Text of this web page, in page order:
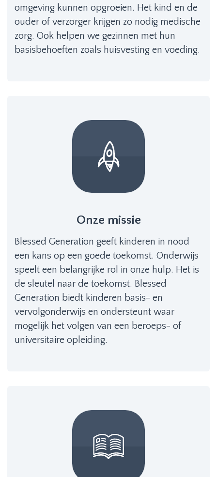
omgeving kunnen opgroeien. Het kind en de
ouder of verzorger krijgen zo nodig medische
zorg. Ook helpen we gezinnen met hun
basisbehoeften zoals huisvesting en voeding.
Onze missie
Blessed Generation geeft kinderen in nood
een kans op een goede toekomst. Onderwijs
speelt een belangrijke rol in onze hulp. Het is
de sleutel naar de toekomst. Blessed
Generation biedt kinderen basis- en
vervolgonderwijs en ondersteunt waar
mogelijk het volgen van een beroeps- of
universitaire opleiding.